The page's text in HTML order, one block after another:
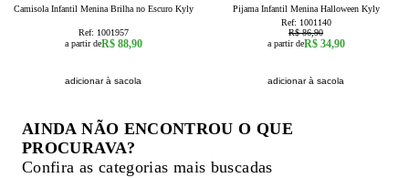
Camisola Infantil Menina Brilha no Escuro Kyly
Ref: 1001957
a partir deR$ 88,90
adicionar à sacola
Pijama Infantil Menina Halloween Kyly
Ref: 1001140
R$ 86,90
a partir deR$ 34,90
adicionar à sacola
AINDA NÃO ENCONTROU O QUE
PROCURAVA?
Confira as categorias mais buscadas